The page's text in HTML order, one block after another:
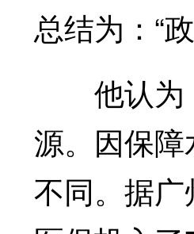
总结为：“
他认为，
源。因保
不同。据